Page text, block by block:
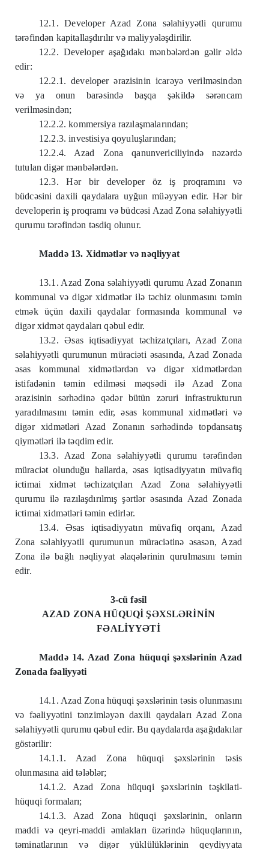
12.1. Developer Azad Zona səlahiyyətli qurumu
tərəfindən kapitallaşdırılır və maliyyələşdirilir.
12.2. Developer aşağıdakı mənbələrdən gəlir əldə
edir:
12.2.1. developer ərazisinin icarəyə verilməsindən
və ya onun barəsində başqa şəkildə sərəncam
verilməsindən;
12.2.2. kommersiya razılaşmalarından;
12.2.3. investisiya qoyuluşlarından;
12.2.4. Azad Zona qanunvericiliyində nəzərdə
tutulan digər mənbələrdən.
12.3. Hər bir developer öz iş proqramını və
büdcəsini daxili qaydalara uyğun müəyyən edir. Hər bir
developerin iş proqramı və büdcəsi Azad Zona səlahiyyətli
qurumu tərəfindən təsdiq olunur.
Maddə 13. Xidmətlər və nəqliyyat
13.1. Azad Zona səlahiyyətli qurumu Azad Zonanın
kommunal və digər xidmətlər ilə təchiz olunmasını təmin
etmək üçün daxili qaydalar formasında kommunal və
digər xidmət qaydaları qəbul edir.
13.2. Əsas iqtisadiyyat təchizatçıları, Azad Zona
səlahiyyətli qurumunun müraciəti əsasında, Azad Zonada
əsas kommunal xidmətlərdən və digər xidmətlərdən
istifadənin təmin edilməsi məqsədi ilə Azad Zona
ərazisinin sərhədinə qədər bütün zəruri infrastrukturun
yaradılmasını təmin edir, əsas kommunal xidmətləri və
digər xidmətləri Azad Zonanın sərhədində topdansatış
qiymətləri ilə təqdim edir.
13.3. Azad Zona səlahiyyətli qurumu tərəfindən
müraciət olunduğu hallarda, əsas iqtisadiyyatın müvafiq
ictimai xidmət təchizatçıları Azad Zona səlahiyyətli
qurumu ilə razılaşdırılmış şərtlər əsasında Azad Zonada
ictimai xidmətləri təmin edirlər.
13.4. Əsas iqtisadiyyatın müvafiq orqanı, Azad
Zona səlahiyyətli qurumunun müraciətinə əsasən, Azad
Zona ilə bağlı nəqliyyat əlaqələrinin qurulmasını təmin
edir.
3-cü fəsil
AZAD ZONA HÜQUQİ ŞƏXSLƏRİNİN
FƏALİYYƏTİ
Maddə 14. Azad Zona hüquqi şəxslərinin Azad
Zonada fəaliyyəti
14.1. Azad Zona hüquqi şəxslərinin təsis olunmasını
və fəaliyyətini tənzimləyən daxili qaydaları Azad Zona
səlahiyyətli qurumu qəbul edir. Bu qaydalarda aşağıdakılar
göstərilir:
14.1.1. Azad Zona hüquqi şəxslərinin təsis
olunmasına aid tələblər;
14.1.2. Azad Zona hüquqi şəxslərinin təşkilati-
hüquqi formaları;
14.1.3. Azad Zona hüquqi şəxslərinin, onların
maddi və qeyri-maddi əmlakları üzərində hüquqlarının,
təminatlarının və digər yüklülüklərinin qeydiyyata